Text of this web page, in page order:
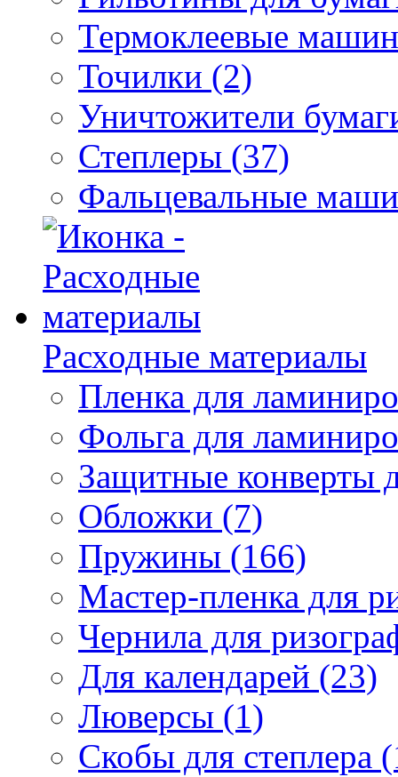
Термоклеевые
Точилки (2)
Уничтожители
Степлеры (37)
Фальцевальные
Расходные материалы
Пленка для
Фольга для
Защитные конверты
Обложки (7)
Пружины (166)
Мастер-пленка для
Чернила для
Для календарей (23)
Люверсы (1)
Скобы для степлера